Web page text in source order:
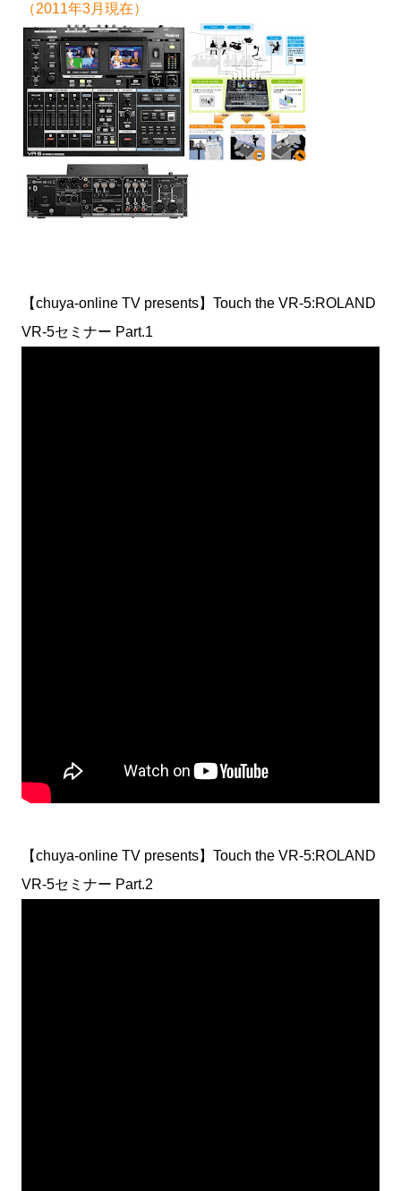
（2011年3月現在）
【chuya-online TV presents】Touch the VR-5:ROLAND
VR-5セミナー Part.1
【chuya-online TV presents】Touch the VR-5:ROLAND
VR-5セミナー Part.2